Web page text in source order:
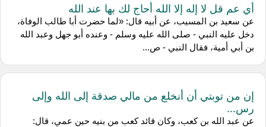
أي عم قل لا إله إلا الله أحاج لك بها عند الله
عن ‌سعيد بن المسيب، عن ‌أبيه قال: «لما حضرت أبا طالب الوفاة،
دخل عليه النبي - صلى الله عليه وسلم - وعنده أبو جهل وعبد الله
بن أبي أمية، فقال النبي - ص...
إن من توبتي أن أنخلع من مالي صدقة إلى الله وإلى
رس...
عن عبد الله بن كعب، وكان قائد كعب من بنيه حين عمي، قال: